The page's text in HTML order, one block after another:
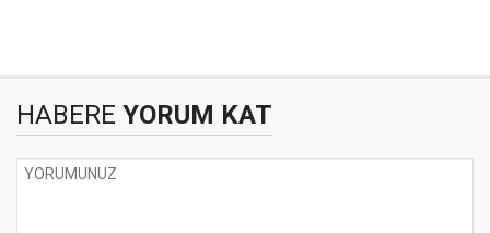
HABERE YORUM KAT